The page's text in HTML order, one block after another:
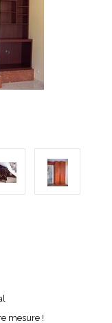
mesure !